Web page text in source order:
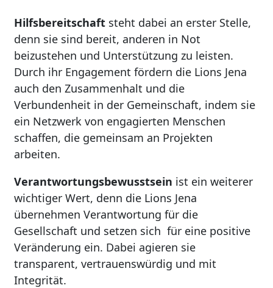
Hilfsbereitschaft steht dabei an erster Stelle,
denn sie sind bereit, anderen in Not
beizustehen und Unterstützung zu leisten.
Durch ihr Engagement fördern die Lions Jena
auch den Zusammenhalt und die
Verbundenheit in der Gemeinschaft, indem sie
ein Netzwerk von engagierten Menschen
schaffen, die gemeinsam an Projekten
arbeiten.
Verantwortungsbewusstsein ist ein weiterer
wichtiger Wert, denn die Lions Jena
übernehmen Verantwortung für die
Gesellschaft und setzen sich für eine positive
Veränderung ein. Dabei agieren sie
transparent, vertrauenswürdig und mit
Integrität.